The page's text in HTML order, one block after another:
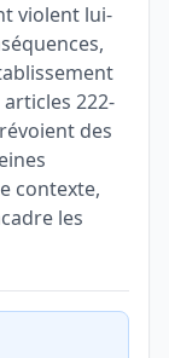
violent lui-
222-
des
contexte,
les